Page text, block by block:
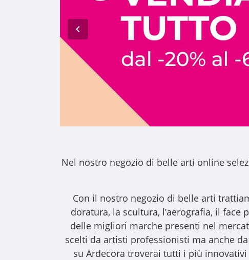
Nel nostro negozio di belle arti online
Con il nostro negozio di belle arti
doratura, la scultura, l’aerografia, il
delle migliori marche presenti nel
scelti da artisti professionisti ma anche
su Ardecora troverai tutti i più